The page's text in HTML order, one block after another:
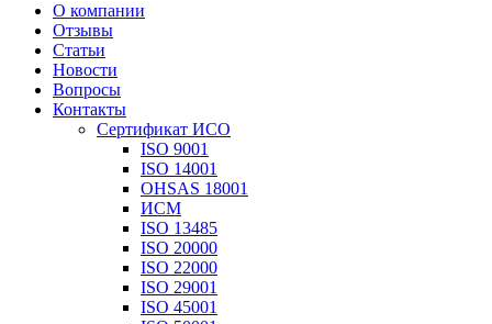
О компании
Отзывы
Статьи
Новости
Вопросы
Контакты
Сертификат ИСО
ISO 9001
ISO 14001
OHSAS 18001
ИСМ
ISO 13485
ISO 20000
ISO 22000
ISO 29001
ISO 45001